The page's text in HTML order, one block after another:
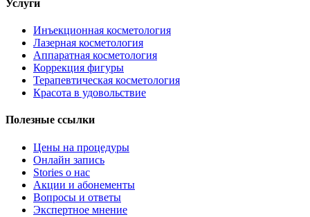
Услуги
Инъекционная косметология
Лазерная косметология
Аппаратная косметология
Коррекция фигуры
Терапевтическая косметология
Красота в удовольствие
Полезные ссылки
Цены на процедуры
Онлайн запись
Stories о нас
Акции и абонементы
Вопросы и ответы
Экспертное мнение